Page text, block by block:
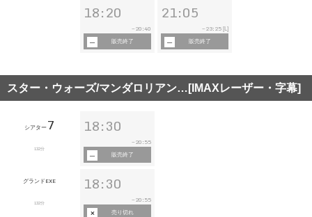
18:20
~ 20:40
販売終了
21:05
~ 23:25 [L]
販売終了
スター・ウォーズ/マンダロリアン…[IMAXレーザー・字幕]
シアター 7
132分
18:30
~ 20:55
販売終了
グランドEXE
132分
18:30
~ 20:55
売り切れ